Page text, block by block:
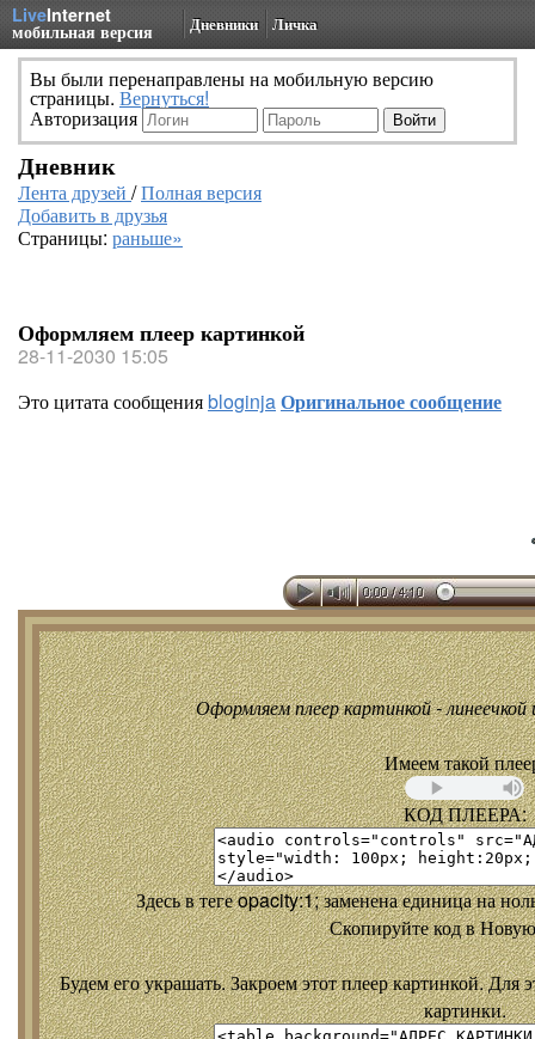
LiveInternet
мобильная версия Дневники Личка
Вы были перенаправлены на мобильную версию
страницы. Вернуться!
Авторизация
Дневник
Лента друзей /Полная версия
Добавить в друзья
Страницы: раньше»
Оформляем плеер картинкой
28-11-2030 15:05
Это цитата сообщенияbloginjaОригинальное сообщение
Оформляем плеер картинкой - линеечкой
Имеем такой
КОД ПЛЕЕРА:
Здесь в теге opacity:1; заменена единица на
Скопируйте код в
Будем его украшать. Закроем этот плеер картинкой. Для
картинки.